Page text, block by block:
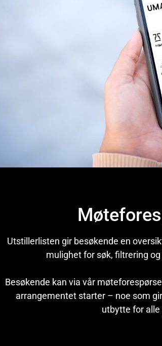
Utstillerlisten gir besøkende en
mulighet for søk, filtrering
Besøkende kan via vår
arrangementet starter – noe som
utbytte for alle